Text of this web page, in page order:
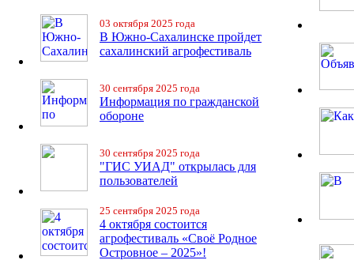
03 октября 2025 года
В Южно-Сахалинске пройдет
сахалинский агрофестиваль
30 сентября 2025 года
Информация по гражданской
обороне
30 сентября 2025 года
"ГИС УИАД" открылась для
пользователей
25 сентября 2025 года
4 октября состоится
агрофестиваль «Своё Родное
Островное – 2025»!